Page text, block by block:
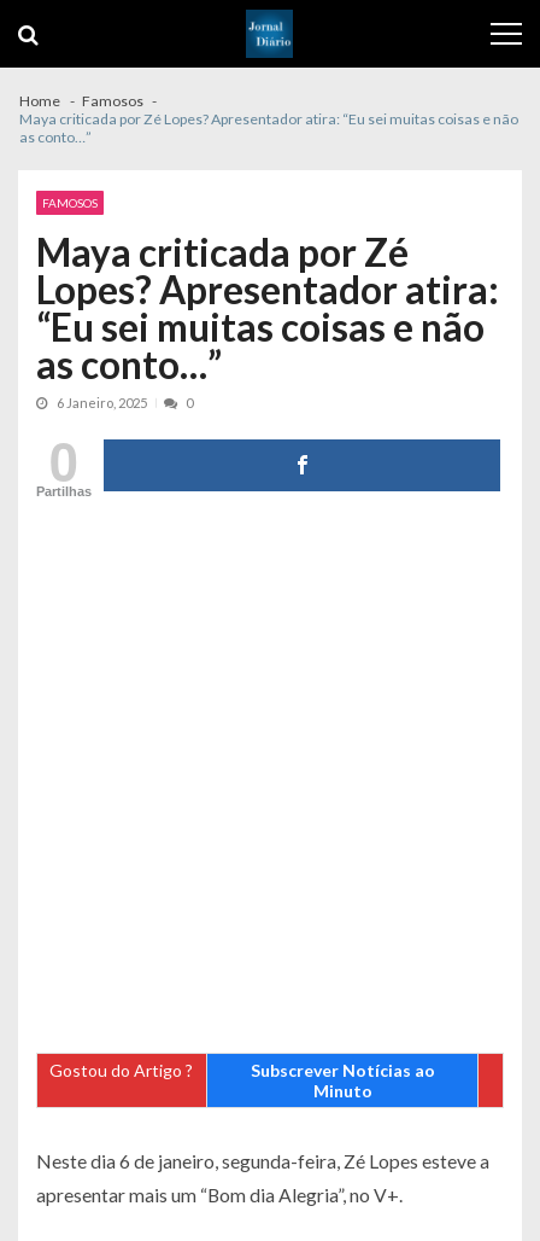
navigation
content
Home
Famosos
Maya criticada por Zé Lopes? Apresentador atira: “Eu sei muitas coisas e não
as conto…”
FAMOSOS
Maya criticada por Zé
Lopes? Apresentador atira:
“Eu sei muitas coisas e não
as conto…”
6 Janeiro, 2025 0
0
Partilhas
Gostou do Artigo ?
Subscrever Notícias ao
Minuto
Neste dia 6 de janeiro, segunda-feira, Zé Lopes esteve a
apresentar mais um “Bom dia Alegria”, no V+.